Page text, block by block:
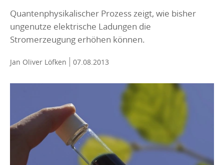
Quantenphysikalischer Prozess zeigt, wie bisher
ungenutze elektrische Ladungen die
Stromerzeugung erhöhen können.
Jan Oliver Löfken 07.08.2013